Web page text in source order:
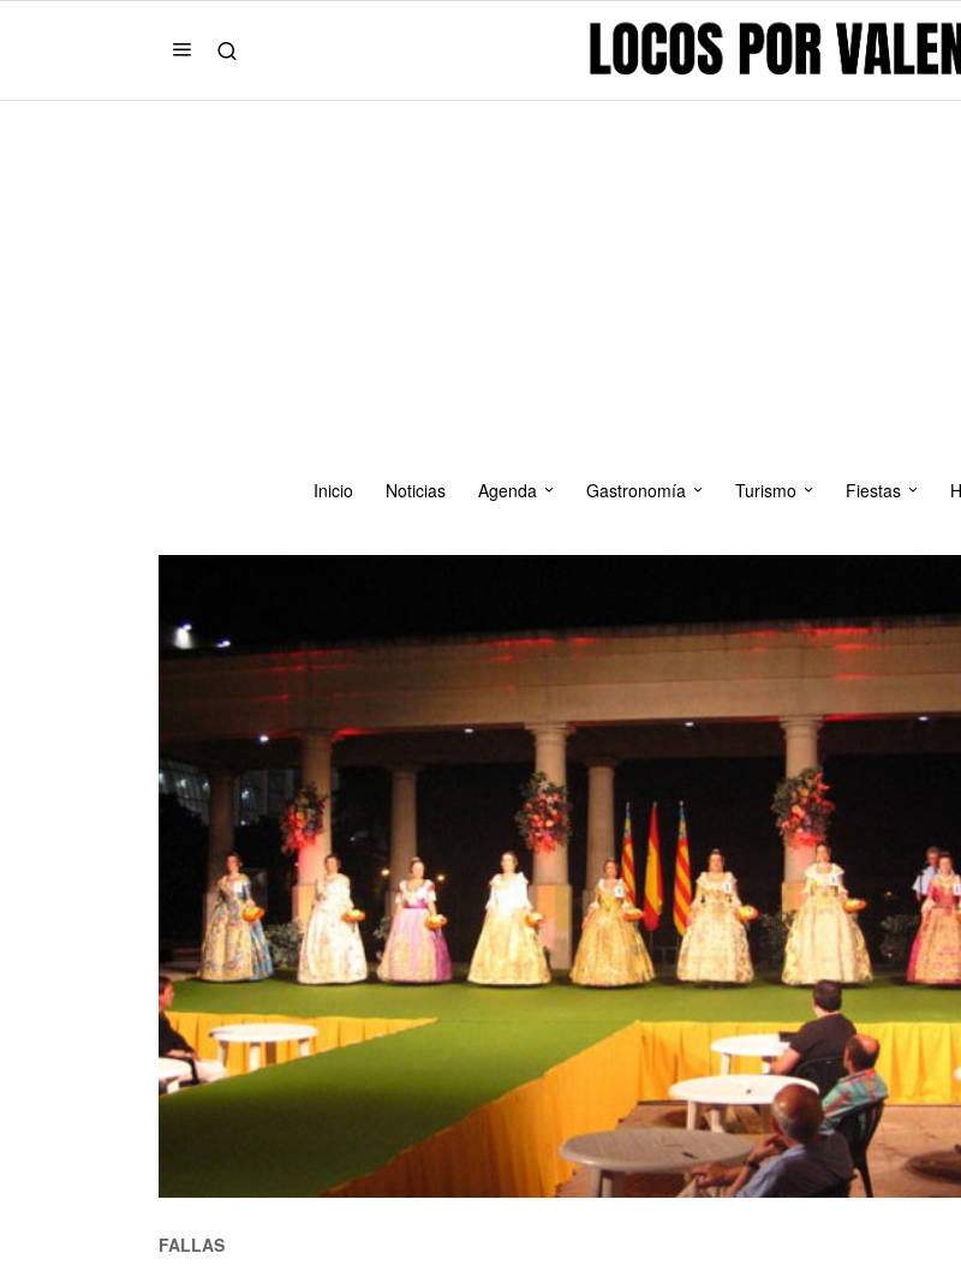
Inicio Noticias Agenda Gastronomía Turismo Fiestas
FALLAS